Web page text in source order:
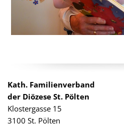
Kath. Familienverband
der Diözese St. Pölten
Klostergasse 15
3100 St. Pölten